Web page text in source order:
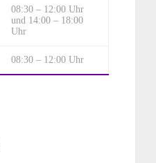
08:30 – 12:00 Uhr
und 14:00 – 18:00
Uhr
08:30 – 12:00 Uhr